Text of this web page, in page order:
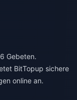
Gebeten.
BitTopup sichere
online an.